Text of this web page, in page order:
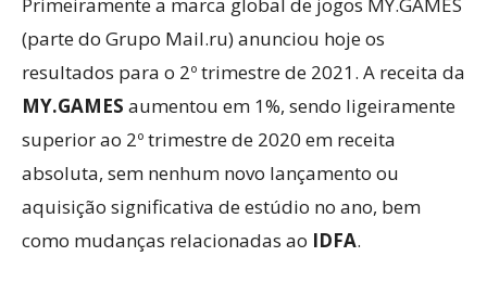
(parte do Grupo Mail.ru) anunciou hoje os
resultados para o 2º trimestre de 2021. A receita da
MY.GAMES aumentou em 1%, sendo ligeiramente
superior ao 2º trimestre de 2020 em receita
absoluta, sem nenhum novo lançamento ou
aquisição significativa de estúdio no ano, bem
como mudanças relacionadas ao IDFA.